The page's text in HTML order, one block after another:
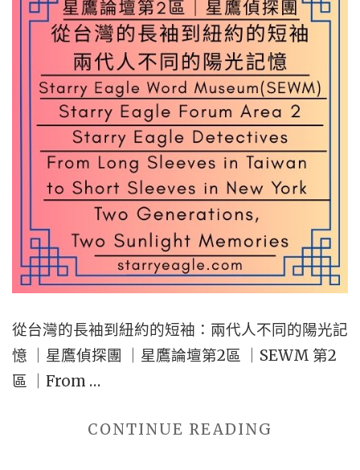
從台灣的長袖到紐約的短袖：兩代人不同的陽光記
憶 ｜星鷹偵探團 ｜星鷹論壇第2區 ｜SEWM 第2
區 ｜From …
CONTINUE READING